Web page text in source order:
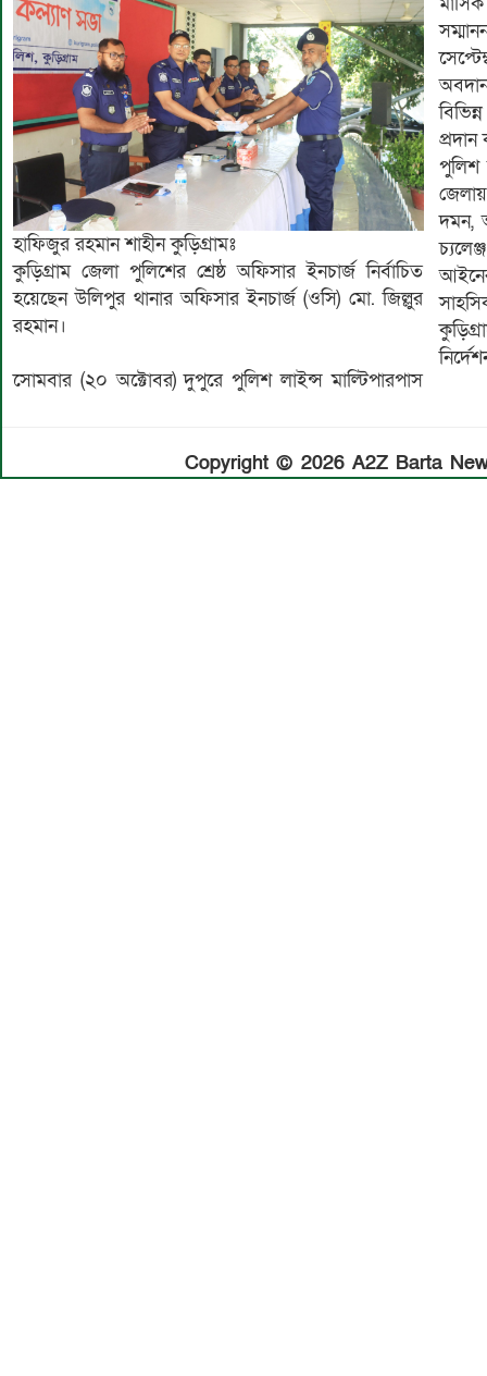
হাফিজুর রহমান শাহীন কুড়িগ্রামঃ
‎কুড়িগ্রাম জেলা পুলিশের শ্রেষ্ঠ অফিসার ইনচার্জ নির্বাচিত
হয়েছেন উলিপুর থানার অফিসার ইনচার্জ (ওসি) মো. জিল্লুর
রহমান।
‎সোমবার (২০ অক্টোবর) দুপুরে পুলিশ লাইন্স মাল্টিপারপাস
‎পুলিশ
জেলায়
দমন,
Copyright © 2026 A2Z Barta